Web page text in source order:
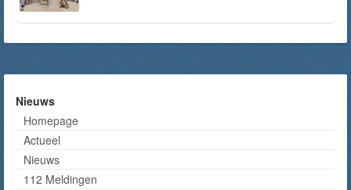
Nieuws
Homepage
Actueel
Nieuws
112 Meldingen